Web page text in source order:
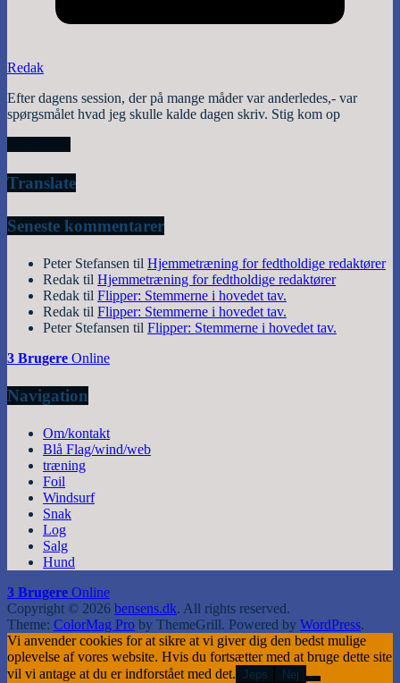
Redak
Efter dagens session, der på mange måder var anderledes,- var
spørgsmålet hvad jeg skulle kalde dagen skriv. Stig kom op
Translate
Seneste kommentarer
Peter Stefansen til Hjemmetræning for fedtholdige redaktører
Redak til Hjemmetræning for fedtholdige redaktører
Redak til Flipper: Stemmerne i hovedet tav.
Redak til Flipper: Stemmerne i hovedet tav.
Peter Stefansen til Flipper: Stemmerne i hovedet tav.
3 Brugere Online
Navigation
Om/kontakt
Blå Flag/wind/web
træning
Foil
Windsurf
Snak
Log
Salg
Hund
3 Brugere Online
Copyright © 2026 bensens.dk. All rights reserved.
Theme: ColorMag Pro by ThemeGrill. Powered by WordPress.
Vi anvender cookies for at sikre at vi giver dig den bedst mulige
oplevelse af vores website. Hvis du fortsætter med at bruge dette site
vil vi antage at du er indforstået med det. Jeps Nej